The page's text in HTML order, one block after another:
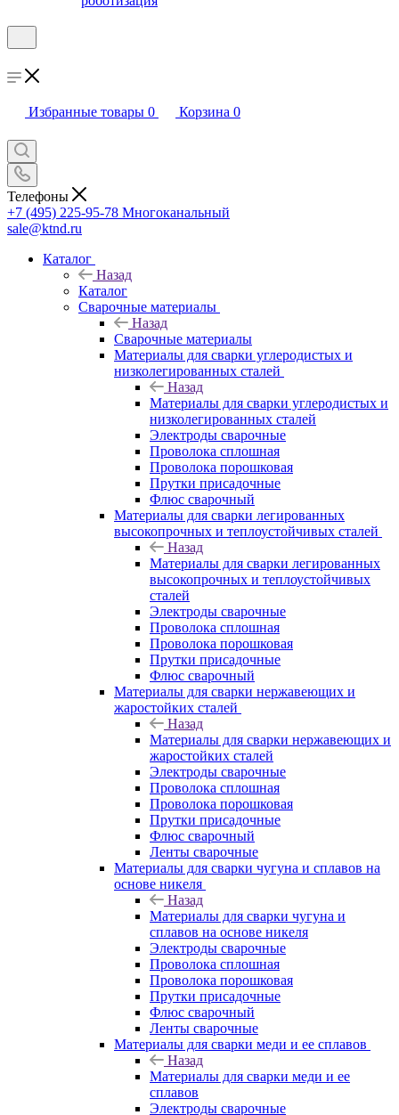
Избранные товары 0 Корзина 0
Телефоны
+7 (495) 225-95-78 Многоканальный
sale@ktnd.ru
Каталог
Назад
Каталог
Сварочные материалы
Назад
Сварочные материалы
Материалы для сварки углеродистых и
низколегированных сталей
Назад
Материалы для сварки углеродистых и
низколегированных сталей
Электроды сварочные
Проволока сплошная
Проволока порошковая
Прутки присадочные
Флюс сварочный
Материалы для сварки легированных
высокопрочных и теплоустойчивых сталей
Назад
Материалы для сварки легированных
высокопрочных и теплоустойчивых
сталей
Электроды сварочные
Проволока сплошная
Проволока порошковая
Прутки присадочные
Флюс сварочный
Материалы для сварки нержавеющих и
жаростойких сталей
Назад
Материалы для сварки нержавеющих и
жаростойких сталей
Электроды сварочные
Проволока сплошная
Проволока порошковая
Прутки присадочные
Флюс сварочный
Ленты сварочные
Материалы для сварки чугуна и сплавов на
основе никеля
Назад
Материалы для сварки чугуна и
сплавов на основе никеля
Электроды сварочные
Проволока сплошная
Проволока порошковая
Прутки присадочные
Флюс сварочный
Ленты сварочные
Материалы для сварки меди и ее сплавов
Назад
Материалы для сварки меди и ее
сплавов
Электроды сварочные